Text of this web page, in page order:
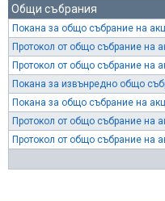
Общи събрания
Покана за общо събрание на
Протокол от общо събрание на
Протокол от общо събрание на
Покана за извънредно общо
Покана за общо събрание на
Протокол от общо събрание на
Протокол от общо събрание на